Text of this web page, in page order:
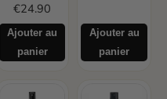
€24.90
Ajouter au
panier
Ajouter au
panier